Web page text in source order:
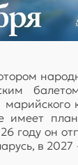
марийского
имеет
году он
в